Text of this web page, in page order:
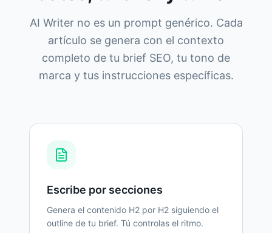
AI Writer no es un prompt genérico. Cada
artículo se genera con el contexto
completo de tu brief SEO, tu tono de
marca y tus instrucciones específicas.
Escribe por secciones
Genera el contenido H2 por H2 siguiendo el
outline de tu brief. Tú controlas el ritmo.